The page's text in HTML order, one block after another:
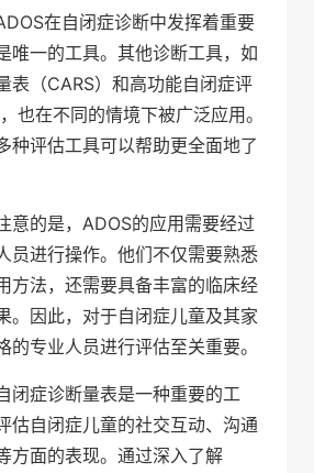
在自闭症诊断中发挥着重要
唯一的工具。其他诊断工具，如
表（CARS）和高功能自闭症评
也在不同的情境下被广泛应用。
种评估工具可以帮助更全面地了
意的是，ADOS的应用需要经过
员进行操作。他们不仅需要熟悉
方法，还需要具备丰富的临床经
。因此，对于自闭症儿童及其家
的专业人员进行评估至关重要。
闭症诊断量表是一种重要的工
估自闭症儿童的社交互动、沟通
方面的表现。通过深入了解